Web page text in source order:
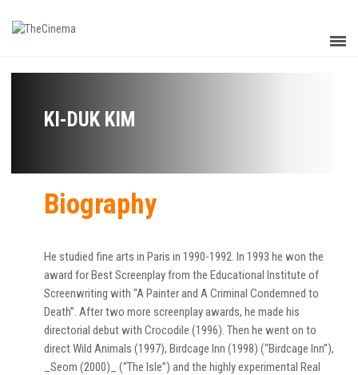
KI-DUK KIM
Biography
He studied fine arts in Paris in 1990-1992. In 1993 he won the
award for Best Screenplay from the Educational Institute of
Screenwriting with “A Painter and A Criminal Condemned to
Death”. After two more screenplay awards, he made his
directorial debut with Crocodile (1996). Then he went on to
direct Wild Animals (1997), Birdcage Inn (1998) (“Birdcage Inn”),
_Seom (2000)_ (“The Isle”) and the highly experimental Real